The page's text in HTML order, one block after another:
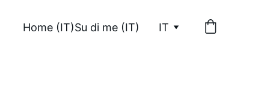
Home (IT)Su di me (IT) IT